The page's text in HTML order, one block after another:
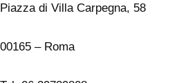
Piazza di Villa Carpegna, 58
00165 – Roma